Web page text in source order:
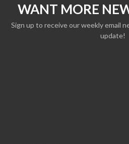
WANT MORE
Sign up to receive our weekly email
update!